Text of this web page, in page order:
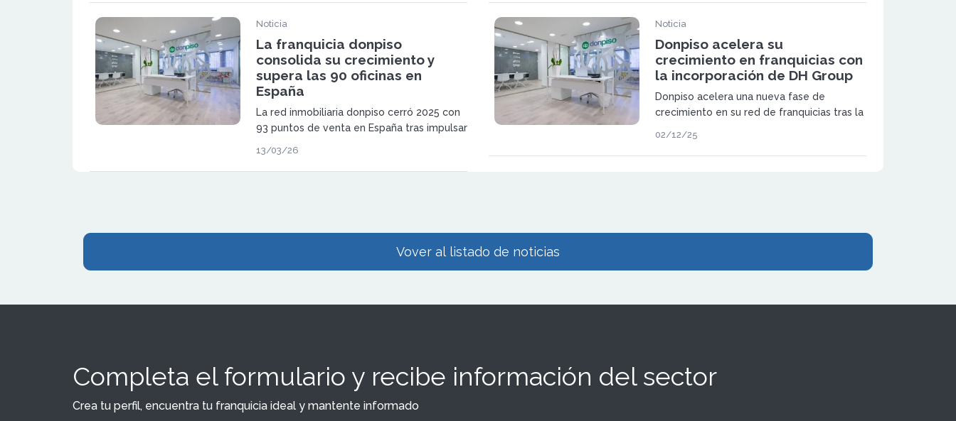
Noticia
La franquicia donpiso
consolida su crecimiento y
supera las 90 oficinas en
España
La red inmobiliaria donpiso cerró 2025 con
93 puntos de venta en España tras impulsar
franquicias. El modelo mixto que combina
oficinas propias y franquiciadas refuerza su
13/03/26
Noticia
Donpiso acelera su
crecimiento en franquicias con
la incorporación de DH Group
Donpiso acelera una nueva fase de
crecimiento en su red de franquicias tras la
capital. La operación sitúa a la compañía en
una posición reforzada para expandir su
02/12/25
Vover al listado de noticias
Completa el formulario y recibe información del sector
Crea tu perfil, encuentra tu franquicia ideal y mantente informado